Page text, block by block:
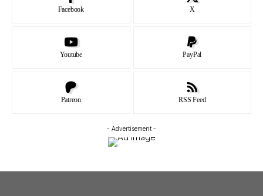
Facebook X
Youtube PayPal
Patreon RSS Feed
- Advertisement -